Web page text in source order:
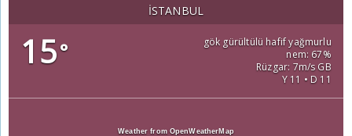
İSTANBUL
15°
gök gürültülü hafif yağmurlu
nem: 67%
Rüzgar: 7m/s GB
Y 11 • D 11
Weather from OpenWeatherMap